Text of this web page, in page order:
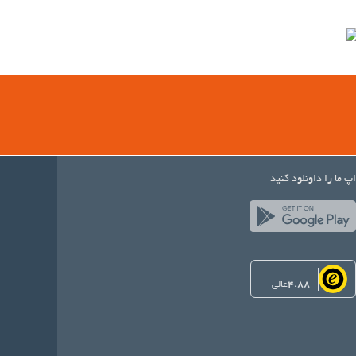
اپ ما را داونلود کنید
4.88عالی